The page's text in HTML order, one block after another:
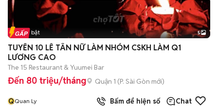
Tin nổi bật 5
TUYỂN 10 LỄ TÂN NỮ LÀM NHÓM CSKH LÀM Q1
LƯƠNG CAO
The 15 Restaurant & Yuumei Bar
Đến 80 triệu/tháng Quận 1 (P. Sài Gòn mới)
QQuan Ly Bấm để hiện số Chat